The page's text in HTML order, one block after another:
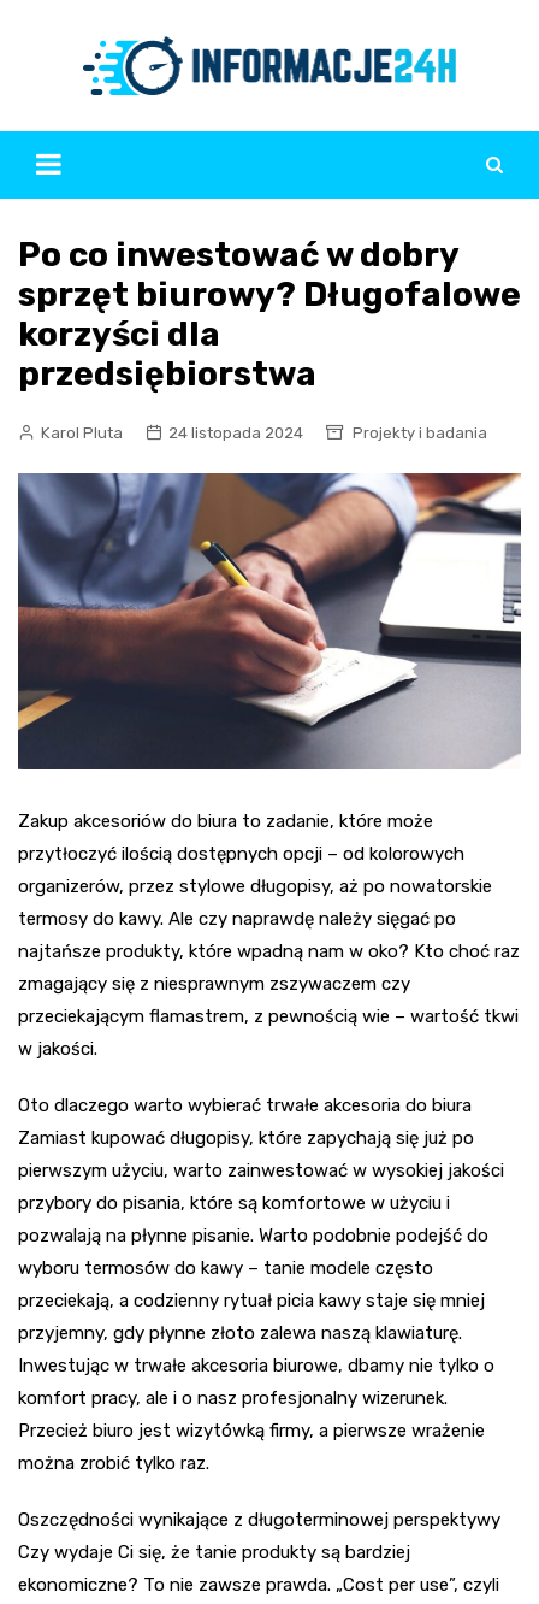
Po co inwestować w dobry
sprzęt biurowy? Długofalowe
korzyści dla
przedsiębiorstwa
Karol Pluta 24 listopada 2024 Projekty i badania
Zakup akcesoriów do biura to zadanie, które może
przytłoczyć ilością dostępnych opcji – od kolorowych
organizerów, przez stylowe długopisy, aż po nowatorskie
termosy do kawy. Ale czy naprawdę należy sięgać po
najtańsze produkty, które wpadną nam w oko? Kto choć raz
zmagający się z niesprawnym zszywaczem czy
przeciekającym flamastrem, z pewnością wie – wartość tkwi
w jakości.
Oto dlaczego warto wybierać trwałe akcesoria do biura
Zamiast kupować długopisy, które zapychają się już po
pierwszym użyciu, warto zainwestować w wysokiej jakości
przybory do pisania, które są komfortowe w użyciu i
pozwalają na płynne pisanie. Warto podobnie podejść do
wyboru termosów do kawy – tanie modele często
przeciekają, a codzienny rytuał picia kawy staje się mniej
przyjemny, gdy płynne złoto zalewa naszą klawiaturę.
Inwestując w trwałe akcesoria biurowe, dbamy nie tylko o
komfort pracy, ale i o nasz profesjonalny wizerunek.
Przecież biuro jest wizytówką firmy, a pierwsze wrażenie
można zrobić tylko raz.
Oszczędności wynikające z długoterminowej perspektywy
Czy wydaje Ci się, że tanie produkty są bardziej
ekonomiczne? To nie zawsze prawda. „Cost per use”, czyli